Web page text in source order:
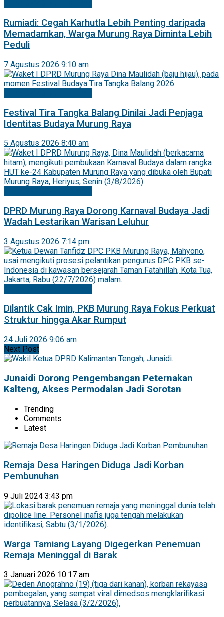
Rumiadi: Cegah Karhutla Lebih Penting daripada
Memadamkan, Warga Murung Raya Diminta Lebih
Peduli
7 Agustus 2026 9:10 am
Festival Tira Tangka Balang Dinilai Jadi Penjaga
Identitas Budaya Murung Raya
5 Agustus 2026 8:40 am
DPRD Murung Raya Dorong Karnaval Budaya Jadi
Wadah Lestarikan Warisan Leluhur
3 Agustus 2026 7:14 pm
Dilantik Cak Imin, PKB Murung Raya Fokus Perkuat
Struktur hingga Akar Rumput
24 Juli 2026 9:06 am
Next Post
Junaidi Dorong Pengembangan Peternakan
Kalteng, Akses Permodalan Jadi Sorotan
Trending
Comments
Latest
Remaja Desa Haringen Diduga Jadi Korban
Pembunuhan
9 Juli 2024 3:43 pm
Warga Tamiang Layang Digegerkan Penemuan
Remaja Meninggal di Barak
3 Januari 2026 10:17 am